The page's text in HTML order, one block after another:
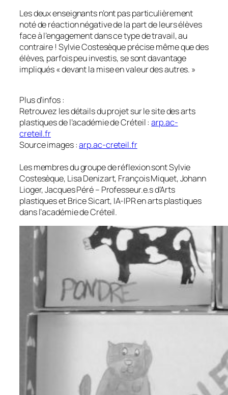
Les deux enseignants n’ont pas particulièrement
noté de réaction négative de la part de leurs élèves
face à l’engagement dans ce type de travail, au
contraire ! Sylvie Costesèque précise même que des
élèves, parfois peu investis, se sont davantage
impliqués «devant la mise en valeur des autres. »
Plus d’infos :
Retrouvez les détails du projet sur le site des arts
plastiques de l’académie de Créteil :arp.ac-
creteil.fr
Source images :arp.ac-creteil.fr
Les membres du groupe de réflexion sont Sylvie
Costesèque, Lisa Denizart, François Miquet, Johann
Lioger, Jacques Péré – Professeur.e.s d’Arts
plastiques et Brice Sicart, IA-IPR en arts plastiques
dans l’académie de Créteil.